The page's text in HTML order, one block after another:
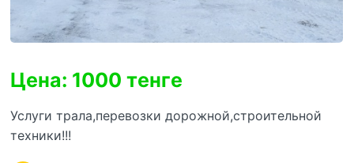
Цена: 1000 тенге
Услуги трала,перевозки дорожной,строительной
техники!!!